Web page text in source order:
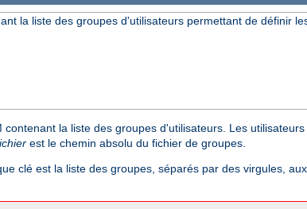
la liste des groupes d'utilisateurs permettant de définir
la liste des groupes d'utilisateurs. Les
est le chemin absolu du fichier de groupes.
clé est la liste des groupes, séparés par des virgules,